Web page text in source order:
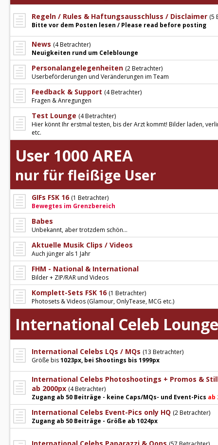
Regeln / Rules & Haftungsausschluss / Disclaimer (5
Bitte vor dem Posten lesen / Please read before posting
News (4 Betrachter)
Neuigkeiten rund um Celeblounge
Personalangelegenheiten (2 Betrachter)
Userbeförderungen und Veränderungen im Team
Feedback & Support (4 Betrachter)
Fragen & Anregungen
Test Lounge (4 Betrachter)
Hier könnt Ihr erstmal testen, bis der Arzt kommt! Bilder laden,
etc.
User 1000 AREA
nur für fleißige User
GIFs FSK 16 (1 Betrachter)
Bewegtes im Grenzbereich
Babes
Unbekannt, aber trotzdem schön...
Aktuelle Musik Clips / Videos
Auch jünger als 1 Jahr
FHM - National & International
Bilder + ZIP/RAR und Videos
Komplett-Sets FSK 16 (1 Betrachter)
Photosets & Videos (Glamour, OnlyTease, MCG etc.)
International Celeb Lounge
International Celebs LQs / MQs (13 Betrachter)
Größe bis1023px, bei Shootings bis 1999px
International Celebs Photoshootings + Promos &
ab 2000px (4 Betrachter)
Zugang ab 50 Beiträge - keine Caps/MQs- und Event-Pics ab
International Celebs Event-Pics only HQ (2 Betrachter)
Zugang ab 50 Beiträge - Größe ab 1024px